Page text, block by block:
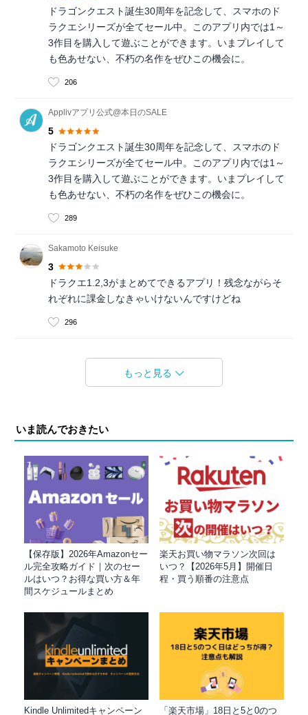
ドラゴンクエスト誕生30周年を記念して、スマホのド
ラクエシリーズが全てセール中。このアプリ内では1～
3作目を購入して遊ぶことができます。いまプレイして
も色あせない、不朽の名作をぜひこの機会に。
206
Applivアプリ公式@本日のSALE
5
ドラゴンクエスト誕生30周年を記念して、スマホのド
ラクエシリーズが全てセール中。このアプリ内では1～
3作目を購入して遊ぶことができます。いまプレイして
も色あせない、不朽の名作をぜひこの機会に。
289
Sakamoto Keisuke
3
ドラクエ1.2,3がまとめてできるアプリ！残念ながらそ
れぞれに課金しなきゃいけないんですけどね
296
もっと見る
いま読んでおきたい
【保存版】2026年Amazonセー
ル完全攻略ガイド｜次のセー
ルはいつ？お得な買い方＆年
間スケジュールまとめ
楽天お買い物マラソン次回は
いつ？【2026年5月】開催日
程・買う順番の注意点
Kindle Unlimitedキャンペーン 「楽天市場」18日と5と0のつ